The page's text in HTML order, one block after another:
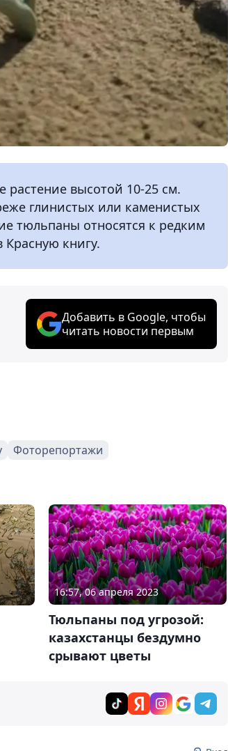
растение высотой 10-25 см.
глинистых или каменистых
тюльпаны относятся к редким
книгу.
Добавить в Google, чтобы
читать новости первым
Фоторепортажи
16:57, 06 апреля 2023
Тюльпаны под угрозой:
казахстанцы бездумно
срывают цветы